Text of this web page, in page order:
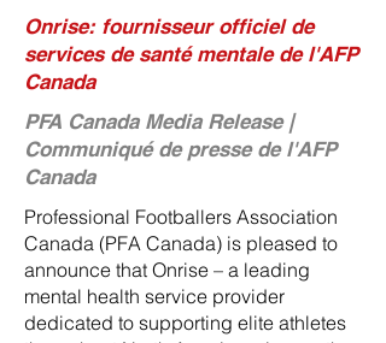
Onrise: fournisseur officiel de
services de santé mentale de l'AFP
Canada
PFA Canada Media Release |
Communiqué de presse de l'AFP
Canada
Professional Footballers Association
Canada (PFA Canada) is pleased to
announce that Onrise – a leading
mental health service provider
dedicated to supporting elite athletes